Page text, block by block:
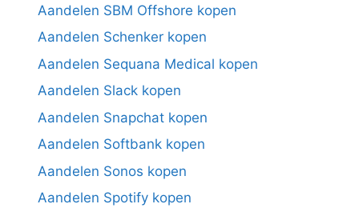
Aandelen SBM Offshore kopen
Aandelen Schenker kopen
Aandelen Sequana Medical kopen
Aandelen Slack kopen
Aandelen Snapchat kopen
Aandelen Softbank kopen
Aandelen Sonos kopen
Aandelen Spotify kopen